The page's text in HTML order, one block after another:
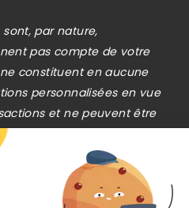
par nature,
pas compte de votre
constituent en aucune
personnalisées en vue
et ne peuvent être
de conseil en
ni à une incitation
vendre des instruments
responsable de